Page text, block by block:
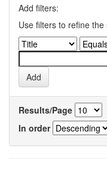
Add filters:
Use filters to refine
Results/Page
In order